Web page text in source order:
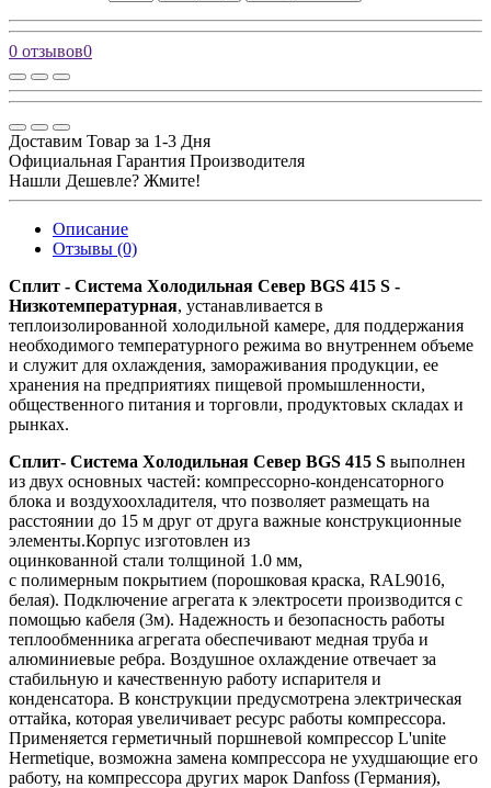
0 отзывов0
Доставим Товар за 1-3 Дня
Официальная Гарантия Производителя
Нашли Дешевле? Жмите!
Описание
Отзывы (0)
Сплит - Система Холодильная Север BGS 415 S -
Низкотемпературная, устанавливается в
теплоизолированной холодильной камере, для поддержания
необходимого температурного режима во внутреннем объеме
и служит для охлаждения, замораживания продукции, ее
хранения на предприятиях пищевой промышленности,
общественного питания и торговли, продуктовых складах и
рынках.
Сплит- Система Холодильная Север BGS 415 S выполнен
из двух основных частей: компрессорно-конденсаторного
блока и воздухоохладителя, что позволяет размещать на
расстоянии до 15 м друг от друга важные конструкционные
элементы.Корпус изготовлен из
оцинкованной стали толщиной 1.0 мм,
с полимерным покрытием (порошковая краска, RAL9016,
белая). Подключение агрегата к электросети производится с
помощью кабеля (3м). Надежность и безопасность работы
теплообменника агрегата обеспечивают медная труба и
алюминиевые ребра. Воздушное охлаждение отвечает за
стабильную и качественную работу испарителя и
конденсатора. В конструкции предусмотрена электрическая
оттайка, которая увеличивает ресурс работы компрессора.
Применяется герметичный поршневой компрессор L'unite
Hermetique, возможна замена компрессора не ухудшающие его
работу, на компрессора других марок Danfoss (Германия),